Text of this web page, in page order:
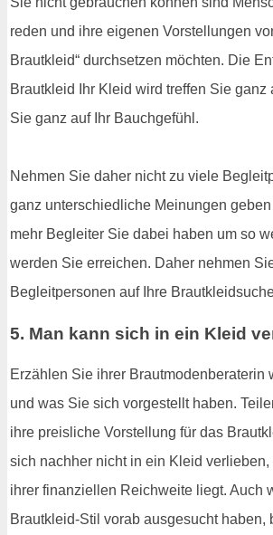
reden und ihre eigenen Vorstellungen
Brautkleid“ durchsetzen möchten. Die
Brautkleid Ihr Kleid wird treffen Sie ganz
Sie ganz auf Ihr Bauchgefühl.
Nehmen Sie daher nicht zu viele
ganz unterschiedliche Meinungen
mehr Begleiter Sie dabei haben um so
werden Sie erreichen. Daher nehmen
Begleitpersonen auf Ihre
5. Man kann sich in ein Kleid
Erzählen Sie ihrer Brautmodenberaterin
und was Sie sich vorgestellt haben.
ihre preisliche Vorstellung für das
sich nachher nicht in ein Kleid
ihrer finanziellen Reichweite liegt. Auch
Brautkleid-Stil vorab ausgesucht haben,